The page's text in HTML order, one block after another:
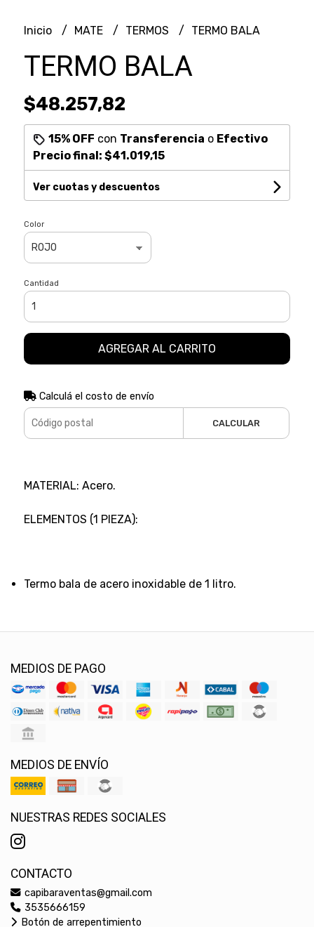
Inicio MATE TERMOS TERMO BALA
TERMO BALA
$48.257,82
15% OFF con Transferencia o Efectivo
Precio final: $41.019,15
Ver cuotas y descuentos
Color
Cantidad
AGREGAR AL CARRITO
Calculá el costo de envío
CALCULAR
MATERIAL: Acero.
ELEMENTOS (1 PIEZA):
Termo bala de acero inoxidable de 1 litro.
MEDIOS DE PAGO
MEDIOS DE ENVÍO
NUESTRAS REDES SOCIALES
CONTACTO
capibaraventas@gmail.com
3535666159
Botón de arrepentimiento